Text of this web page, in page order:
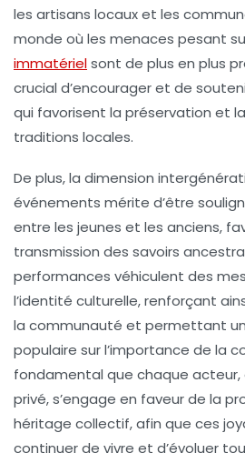
les artisans locaux et les
monde où les menaces pesant
immatérielsont de plus en plus
crucial d’encourager et de
qui favorisent la préservation et la
traditions locales.
De plus, la dimension
événements mérite d’être
entre les jeunes et les anciens,
transmission des savoirs
performances véhiculent des
l’identité culturelle, renforçant
la communauté et permettant
populaire sur l’importance de la
fondamental que chaque acteur,
privé, s’engage en faveur de la
héritage collectif, afin que ces
continuer de vivre et d’évoluer